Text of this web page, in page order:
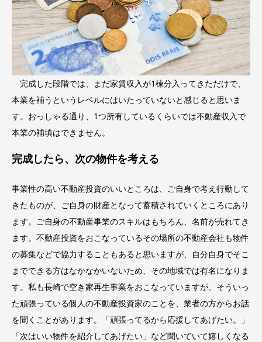
完成した段階では、まだ家賃収入が1棟分入ってきただけで、
本業を補うというレベルにはいたっていないと感じると思いま
す。おっしゃる通り、1つ所有しているくらいでは不動産収入で
本業の補填はできません。
完成したら、次の物件を考える
事業性の高い不動産投資のいいところは、ご自身で考え行動して
きたものが、ご自身の財産となって蓄積されていくところにあり
ます。ご自身の不動産事業のスキルはもちろん、名前が売れてき
ます。不動産投資をおこなっているその場所の不動産会社も物件
の募集などで協力することもあると思いますが、自分自身でそこ
までできる方はなかなかいないため、その地域では有名になりま
す。私も長崎で空き家再生事業をおこなっていますが、そういっ
た頑張っている個人の不動産投資家のことを、業者の方からお話
を聞くことがあります。「頑張ってるから応援してあげたい。」
「次はいい物件を紹介してあげたい」など聞いていて嬉しくなる